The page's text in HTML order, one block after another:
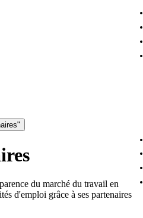
du marché du travail en
d'emploi grâce à ses partenaires